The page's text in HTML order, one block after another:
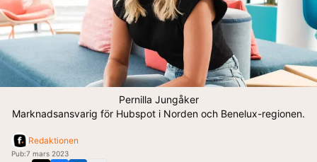
Pernilla Jungåker
Marknadsansvarig för Hubspot i Norden och Benelux-regionen.
Redaktionen
Pub:7 mars 2023